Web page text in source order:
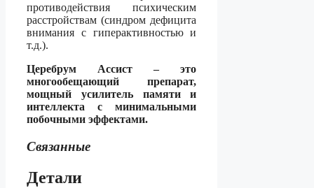
противодействия психическим
расстройствам (синдром дефицита
внимания с гиперактивностью и
т.д.).
Церебрум Ассист – это
многообещающий препарат,
мощный усилитель памяти и
интеллекта с минимальными
побочными эффектами.
Связанные
Детали